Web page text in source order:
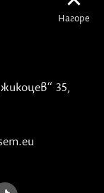
в 8 със
Сандия:
Лечение
подкрепа в
Нагоре
35,